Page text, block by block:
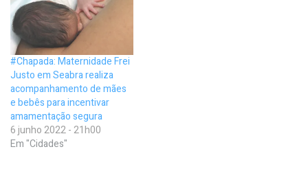
#Chapada: Maternidade Frei
Justo em Seabra realiza
acompanhamento de mães
e bebês para incentivar
amamentação segura
6 junho 2022 - 21h00
Em "Cidades"